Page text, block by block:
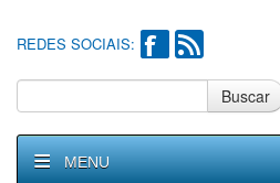
REDES SOCIAIS:
Buscar
MENU